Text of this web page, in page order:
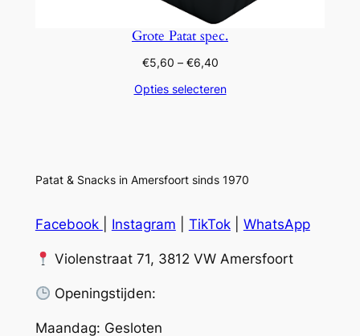
Grote Patat spec.
€5,60 – €6,40Prijsklasse:
tot
Opties selecteren
Patat & Snacks in Amersfoort sinds 1970
Facebook Instagram TikTok| WhatsApp
Violenstraat 71, 3812 VW Amersfoort
Openingstijden:
Maandag: Gesloten